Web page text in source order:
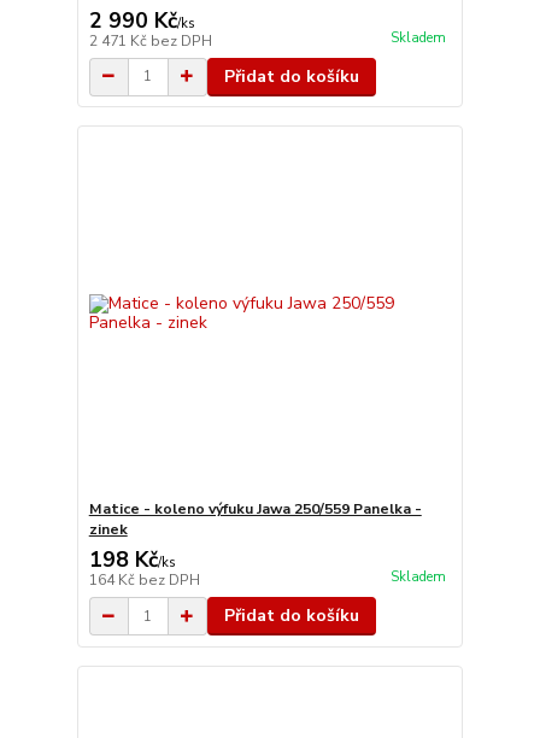
2 990 Kč/ks
2 471 Kč bez DPH Skladem
Přidat do košíku
Matice - koleno výfuku Jawa 250/559 Panelka -
zinek
198 Kč/ks
164 Kč bez DPH Skladem
Přidat do košíku